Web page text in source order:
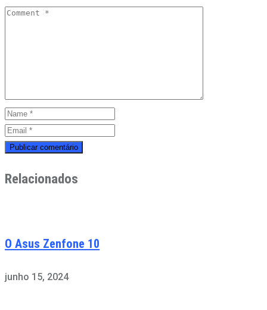
Relacionados
O Asus Zenfone 10
junho 15, 2024